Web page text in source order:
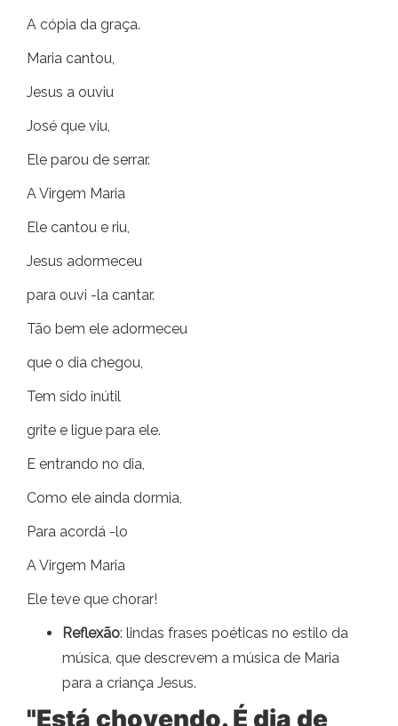
A cópia da graça.
Maria cantou,
Jesus a ouviu
José que viu,
Ele parou de serrar.
A Virgem Maria
Ele cantou e riu,
Jesus adormeceu
para ouvi -la cantar.
Tão bem ele adormeceu
que o dia chegou,
Tem sido inútil
grite e ligue para ele.
E entrando no dia,
Como ele ainda dormia,
Para acordá -lo
A Virgem Maria
Ele teve que chorar!
Reflexão: lindas frases poéticas no estilo da
música, que descrevem a música de Maria
para a criança Jesus.
"Está chovendo. É dia de